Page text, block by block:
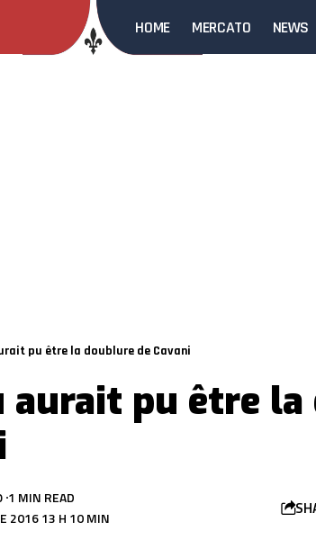
HOME MERCATO NEWS
pu être la doublure de Cavani
aurait pu être
2016 13 H 10 MIN
1 MIN READ